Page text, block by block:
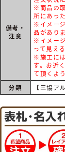
備考・
注意
※商品の
所にあっ
※イメー
品があり
※イメー
って見え
※施工に
す。お近
て頂くよ
分類
【三協ア